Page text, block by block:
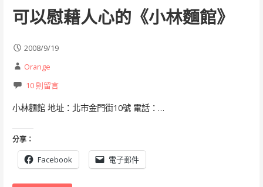
可以慰藉人心的《小林麵館》
2008/9/19
Orange
10 則留言
小林麵館 地址：北市金門街10號 電話：…
分享：
Facebook 電子郵件